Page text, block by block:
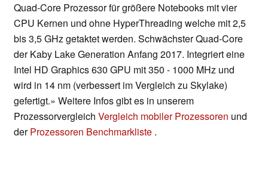
Quad-Core Prozessor für größere Notebooks mit vier
CPU Kernen und ohne HyperThreading welche mit 2,5
bis 3,5 GHz getaktet werden. Schwächster Quad-Core
der Kaby Lake Generation Anfang 2017. Integriert eine
Intel HD Graphics 630 GPU mit 350 - 1000 MHz und
wird in 14 nm (verbessert im Vergleich zu Skylake)
gefertigt.» Weitere Infos gibt es in unserem
Prozessorvergleich Vergleich mobiler Prozessoren und
derProzessoren Benchmarkliste .